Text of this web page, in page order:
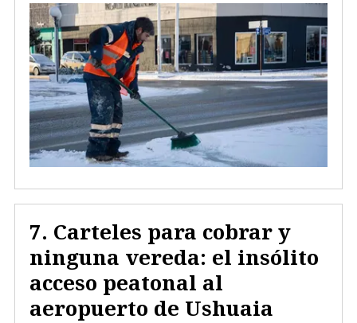
Carteles para cobrar y
ninguna vereda: el insólito
acceso peatonal al
aeropuerto de Ushuaia